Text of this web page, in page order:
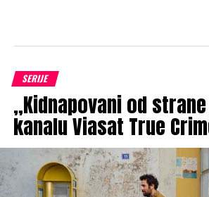
SERIJE
„Kidnapovani od
kanalu Viasat True